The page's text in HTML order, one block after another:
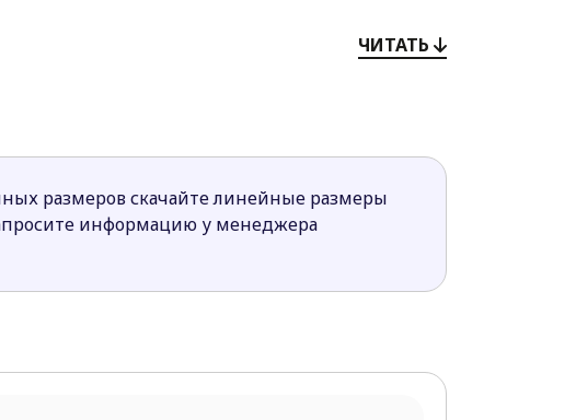
или наблюдать по утрам с чашкой ароматного
отделена.
ценителей классических домов, так и
ЧИТАТЬ
размеров скачайте линейные размеры
информацию у менеджера